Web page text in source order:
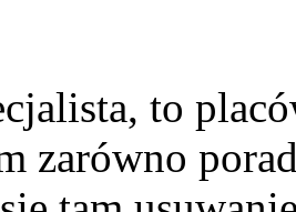
to
zarówno